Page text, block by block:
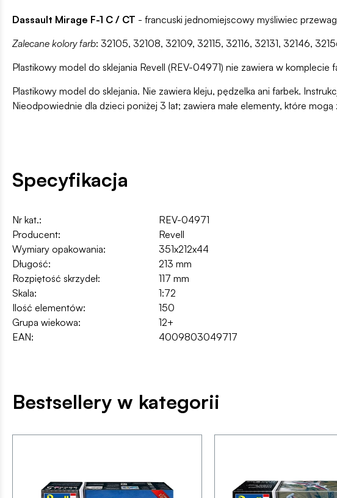
Dassault Mirage F-1 C / CT - francuski jednomiejscowy myśliwiec
Zalecane kolory farb: 32105, 32108, 32109, 32115, 32116, 32131, 32146,
Plastikowy model do sklejania Revell (REV-04971) nie zawiera w komplecie
Plastikowy model do sklejania. Nie zawiera kleju, pędzelka ani farbek.
Nieodpowiednie dla dzieci poniżej 3 lat; zawiera małe elementy, które
Specyfikacja
Nr kat.:
REV-04971
Producent:
Revell
Wymiary opakowania:
351x212x44
Długość:
213 mm
Rozpiętość skrzydeł:
117 mm
Skala:
1:72
Ilość elementów:
150
Grupa wiekowa:
12+
EAN:
4009803049717
Bestsellery w kategorii